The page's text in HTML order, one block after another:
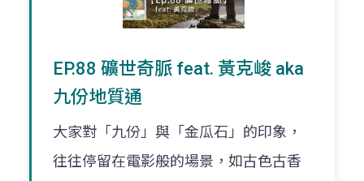
EP.88 礦世奇脈 feat. 黃克峻 aka
九份地質通
大家對「九份」與「金瓜石」的印象，
往往停留在電影般的場景，如古色古香